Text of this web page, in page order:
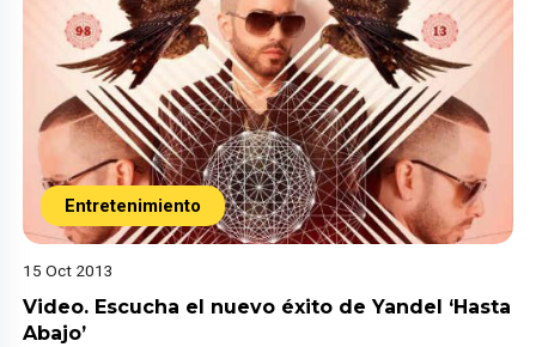
Entretenimiento
15 Oct 2013
Video. Escucha el nuevo éxito de Yandel ‘Hasta
Abajo’